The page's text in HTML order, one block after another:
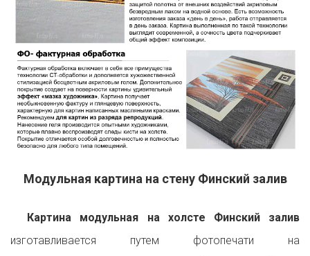
Модульная картина на стену Финский залив
Картина модульная на холсте Финский залив
изготавливается путем фотопечати на